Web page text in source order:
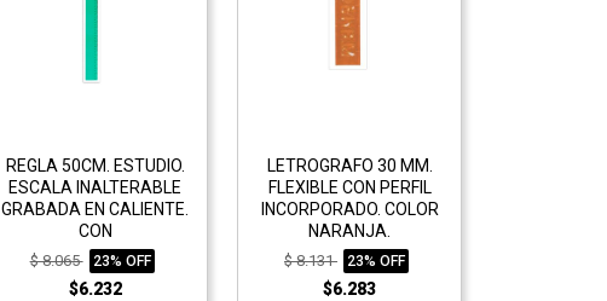
REGLA 50CM. ESTUDIO.
ESCALA INALTERABLE
GRABADA EN CALIENTE.
CON
$ 8.065 23% OFF
$6.232
LETROGRAFO 30 MM.
FLEXIBLE CON PERFIL
INCORPORADO. COLOR
NARANJA.
$ 8.131 23% OFF
$6.283